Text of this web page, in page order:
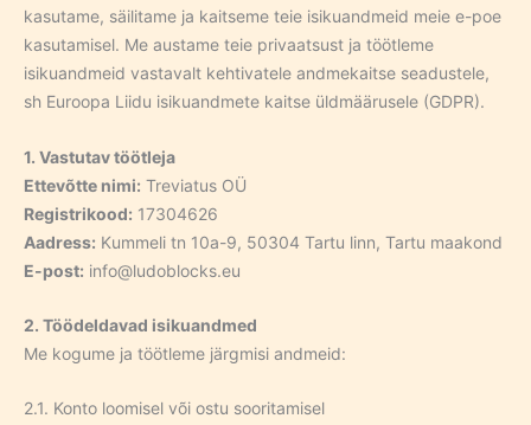
kasutame, säilitame ja kaitseme teie isikuandmeid meie e-poe
kasutamisel. Me austame teie privaatsust ja töötleme
isikuandmeid vastavalt kehtivatele andmekaitse seadustele,
sh Euroopa Liidu isikuandmete kaitse üldmäärusele (GDPR).
1. Vastutav töötleja
Ettevõtte nimi: Treviatus OÜ
Registrikood: 17304626
Aadress: Kummeli tn 10a-9, 50304 Tartu linn, Tartu maakond
E-post: info@ludoblocks.eu
2. Töödeldavad isikuandmed
Me kogume ja töötleme järgmisi andmeid:
2.1. Konto loomisel või ostu sooritamisel